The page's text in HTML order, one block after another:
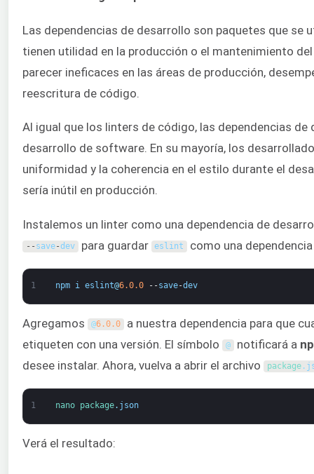
Las dependencias de desarrollo son paquetes que se
tienen utilidad en la producción o el mantenimiento
parecer ineficaces en las áreas de producción,
reescritura de código.
Al igual que los linters de código, las dependencias de
desarrollo de software. En su mayoría, los
uniformidad y la coherencia en el estilo durante el
sería inútil en producción.
Instalemos un linter como una dependencia de
-- save-dev para guardar eslint como una
1 npm i eslint@6.0.0 --save-dev
Agregamos @6.0.0 a nuestra dependencia para que
etiqueten con una versión. El símbolo
@ notificará a
desee instalar. Ahora, vuelva a abrir el archivo
package.
1 nano package. json
Verá el resultado: